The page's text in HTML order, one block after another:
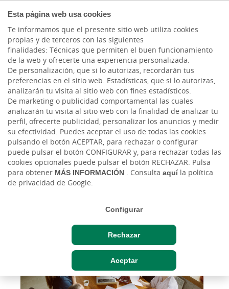
Esta página web usa cookies
Te informamos que el presente sitio web utiliza cookies
propias y de terceros con las siguientes
finalidades: Técnicas que permiten el buen funcionamiento
de la web y ofrecerte una experiencia personalizada.
De personalización, que si lo autorizas, recordarán tus
preferencias en el sitio web. Estadísticas, que si lo autorizas,
analizarán tu visita al sitio web con fines estadísticos.
De marketing o publicidad comportamental las cuales
analizarán tu visita al sitio web con la finalidad de analizar tu
perfil, ofrecerte publicidad, personalizar los anuncios y medir
su efectividad. Puedes aceptar el uso de todas las cookies
pulsando el botón ACEPTAR, para rechazar o configurar
puede pulsar el botón CONFIGURAR y, para rechazar todas las
cookies opcionales puede pulsar el botón RECHAZAR. Pulsa
para obtener MÁS INFORMACIÓN . Consulta aquíla política
de privacidad de Google.
Configurar
Rechazar
Aceptar
Actualidad
Creatividad y branding:
Estrategias medibles
para impulsar el
crecimiento empresarial
Jue, 08/05/2025 - 12:00